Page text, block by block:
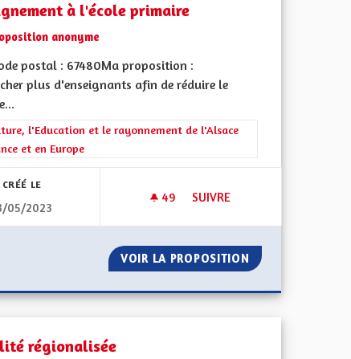
à l'école primaire
anonyme
postal : 67480Ma proposition :
plus d'enseignants afin de réduire le
les résultats de la catégorie : La Culture, l'Education et le
l'Education et le rayonnement de l'Alsace
et en Europe
CRÉÉ LE
05/2023
49 49 ABONNÉS
SUIVRE
VOIR LA PROPOSITION ENSEIGNEMENT
régionalisée